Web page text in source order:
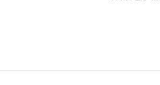
שבתייב
שבמרכז הרפואי